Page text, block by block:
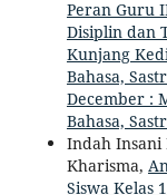
Peran Guru
Disiplin dan
Kunjang
Bahasa,
December :
Bahasa,
Indah Insani
Kharisma,
Siswa Kelas